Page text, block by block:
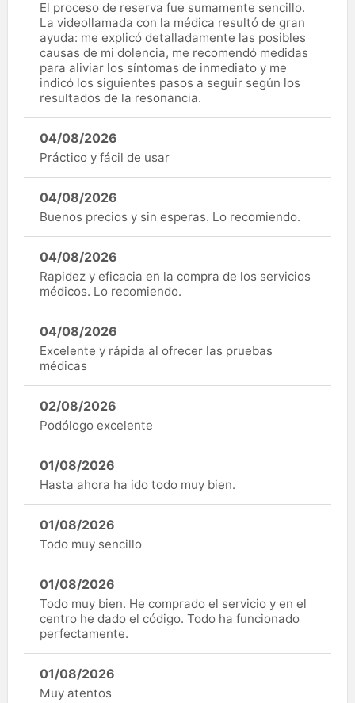
El proceso de reserva fue sumamente sencillo.
La videollamada con la médica resultó de gran
ayuda: me explicó detalladamente las posibles
causas de mi dolencia, me recomendó medidas
para aliviar los síntomas de inmediato y me
indicó los siguientes pasos a seguir según los
resultados de la resonancia.
04/08/2026
Práctico y fácil de usar
04/08/2026
Buenos precios y sin esperas. Lo recomiendo.
04/08/2026
Rapidez y eficacia en la compra de los servicios
médicos. Lo recomiendo.
04/08/2026
Excelente y rápida al ofrecer las pruebas
médicas
02/08/2026
Podólogo excelente
01/08/2026
Hasta ahora ha ido todo muy bien.
01/08/2026
Todo muy sencillo
01/08/2026
Todo muy bien. He comprado el servicio y en el
centro he dado el código. Todo ha funcionado
perfectamente.
01/08/2026
Muy atentos